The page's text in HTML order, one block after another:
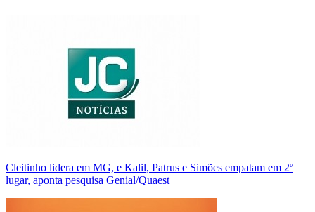
Cleitinho lidera em MG, e Kalil, Patrus e Simões empatam em 2º
lugar, aponta pesquisa Genial/Quaest